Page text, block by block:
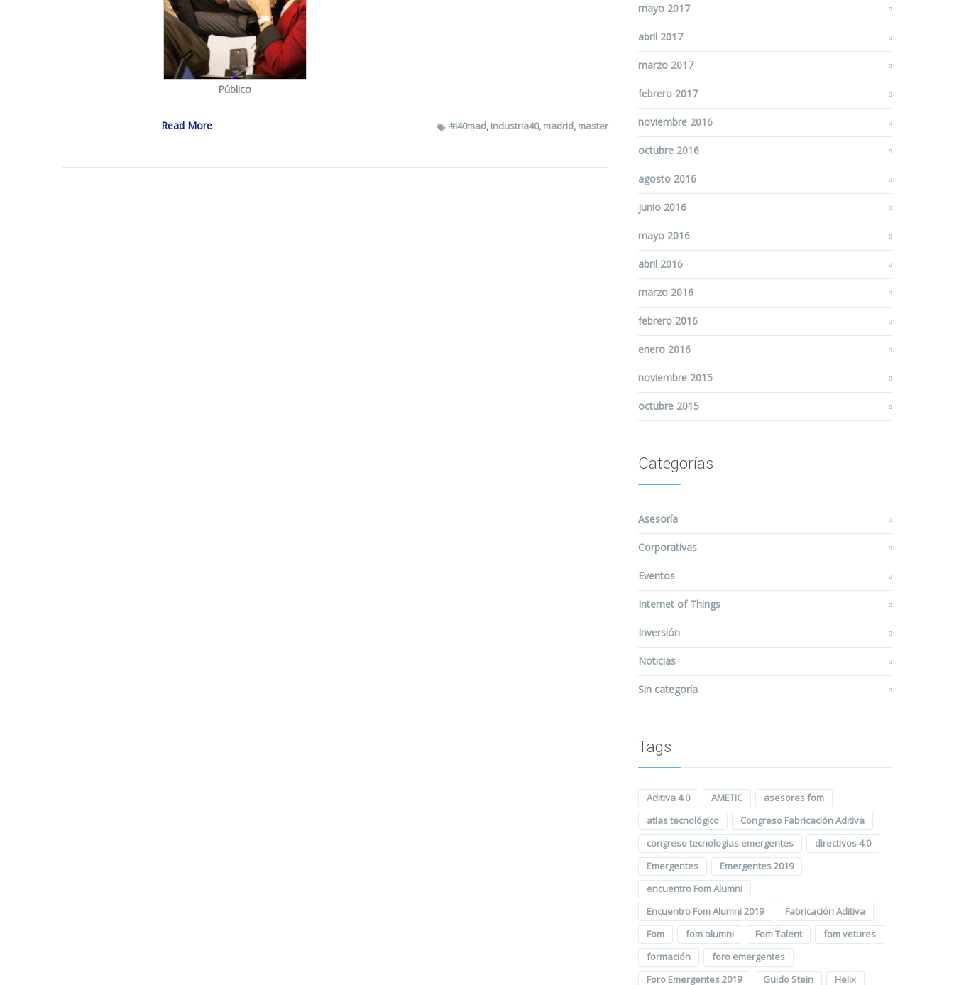
Público
Read More #i40mad, industria40, madrid, master
mayo 2017
abril 2017
marzo 2017
febrero 2017
noviembre 2016
octubre 2016
agosto 2016
junio 2016
mayo 2016
abril 2016
marzo 2016
febrero 2016
enero 2016
noviembre 2015
octubre 2015
Categorías
Asesoría
Corporativas
Eventos
Internet of Things
Inversión
Noticias
Sin categoría
Tags
Aditiva 4.0 AMETIC
asesores fom
atlas tecnológico
Congreso Fabricación Aditiva
congreso tecnologias emergentes
directivos 4.0
Emergentes
Emergentes 2019
encuentro Fom Alumni
Encuentro Fom Alumni 2019
Fabricación Aditiva
Fom
fom alumni Fom Talent
fom vetures
formación
foro emergentes
Foro Emergentes 2019
Guido Stein Helix